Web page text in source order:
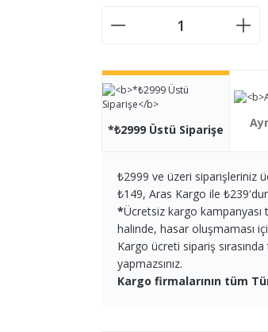
*₺2999 Üstü Siparişe
₺2999 ve üzeri siparişleriniz
₺149, Aras Kargo ile
*Ücretsiz kargo
halinde, hasar oluşmaması
Kargo ücreti sipariş
yapmazsınız.
Kargo firmalarının tüm